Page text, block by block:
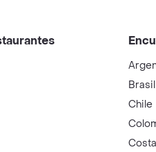
Brasil
Chile